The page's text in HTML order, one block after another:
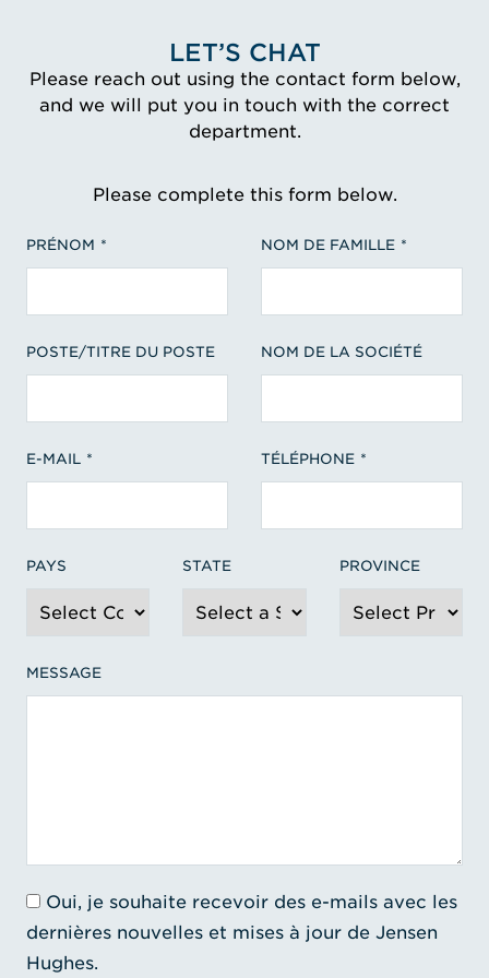
LET’S CHAT
Please reach out using the contact form below,
and we will put you in touch with the correct
department.
Please complete this form below.
PRÉNOM NOM DE FAMILLE
POSTE/TITRE DU POSTE NOM DE LA SOCIÉTÉ
E-MAIL TÉLÉPHONE
PAYS STATE PROVINCE
MESSAGE
Oui, je souhaite recevoir des e-mails avec les
dernières nouvelles et mises à jour de Jensen
Hughes.